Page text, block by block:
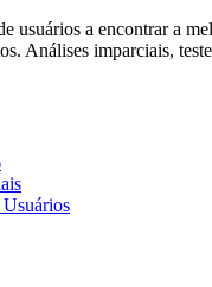
usuários a encontrar a
Análises imparciais,